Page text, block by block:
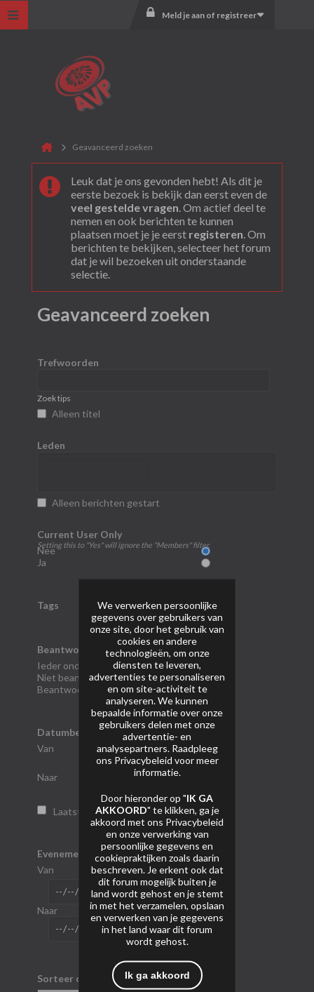
Meld je aan of registreer
Geavanceerd zoeken
Leuk dat je ons gevonden hebt! Als dit je
eerste bezoek is bekijk dan eerst even de
veel gestelde vragen. Om actief deel te
nemen en ook berichten te kunnen
plaatsen moet je je eerst registeren. Om
berichten te bekijken, selecteer het forum
dat je wil bezoeken uit onderstaande
selectie.
Geavanceerd zoeken
Trefwoorden
Zoek tips
Alleen titel
Leden
Alleen berichten gestart
Current User Only
Setting this to "Yes" will ignore the "Members" filter.
Nee
Ja
Tags
Beantwoord
Ieder onderwerp
Niet beantwoord
Beantwoord
Datumbereik
Van
Naar
Laatste bezoek
Evenement start
Van
Naar
Sorteer op
We verwerken persoonlijke
gegevens over gebruikers van
onze site, door het gebruik van
cookies en andere
technologieën, om onze
diensten te leveren,
advertenties te personaliseren
en om site-activiteit te
analyseren. We kunnen
bepaalde informatie over onze
gebruikers delen met onze
advertentie- en
analysepartners. Raadpleeg
ons Privacybeleid voor meer
informatie.
Door hieronder op "IK GA
AKKOORD" te klikken, ga je
akkoord met ons Privacybeleid
en onze verwerking van
persoonlijke gegevens en
cookiepraktijken zoals daarin
beschreven. Je erkent ook dat
dit forum mogelijk buiten je
land wordt gehost en je stemt
in met het verzamelen, opslaan
en verwerken van je gegevens
in het land waar dit forum
wordt gehost.
Ik ga akkoord